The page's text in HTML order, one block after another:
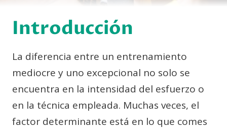
Introducción
La diferencia entre un entrenamiento
mediocre y uno excepcional no solo se
encuentra en la intensidad del esfuerzo o
en la técnica empleada. Muchas veces, el
factor determinante está en lo que comes